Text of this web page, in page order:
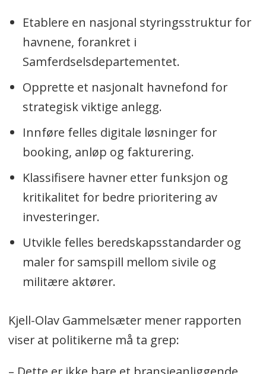
Etablere en nasjonal styringsstruktur for
havnene, forankret i
Samferdselsdepartementet.
Opprette et nasjonalt havnefond for
strategisk viktige anlegg.
Innføre felles digitale løsninger for
booking, anløp og fakturering.
Klassifisere havner etter funksjon og
kritikalitet for bedre prioritering av
investeringer.
Utvikle felles beredskapsstandarder og
maler for samspill mellom sivile og
militære aktører.
Kjell-Olav Gammelsæter mener rapporten
viser at politikerne må ta grep: